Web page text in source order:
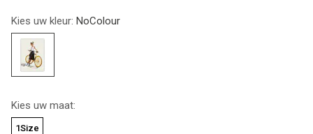
CADEAUBON
Kies uw kleur: NoColour
Kies uw maat:
1Size